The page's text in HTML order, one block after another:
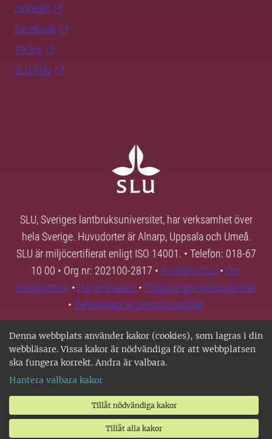
Denna webbplats använder kakor (cookies), som lagras i din
webbläsare. Vissa kakor är nödvändiga för att webbplatsen
ska fungera korrekt. Andra är valbara.
Hantera valbara kakor
Tillåt nödvändiga kakor
Tillåt alla kakor
LinkedIn
Facebook
TikTok
SLU Play
SLU, Sveriges lantbruksuniversitet, har verksamhet över
hela Sverige. Huvudorter är Alnarp, Uppsala och Umeå.
SLU är miljöcertifierat enligt ISO 14001. • Telefon: 018-67
10 00 • Org nr: 202100-2817 • Kontakta SLU • Om
webbplatsen • Hantera kakor • Tillgänglighetsredogörelse
• Behandling av personuppgifter